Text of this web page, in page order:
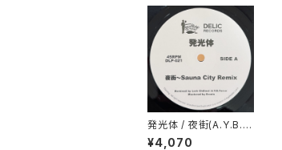
発光体 / 夜街(A.Y.B. F
ORCE REMIX)
¥4,070